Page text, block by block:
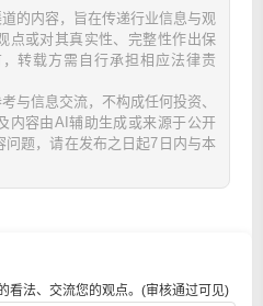
的内容，旨在传递行业信息与观
点或对其真实性、完整性作出保
转载方需自行承担相应法律责
与信息交流，不构成任何投资、
内容由AI辅助生成或来源于公开
题，请在发布之日起7日内与本
法、交流您的观点。(审核通过可见)